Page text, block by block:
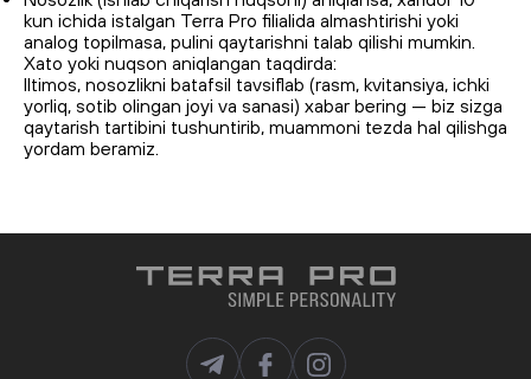
kun ichida istalgan Terra Pro filialida almashtirishi yoki
analog topilmasa, pulini qaytarishni talab qilishi mumkin.
Xato yoki nuqson aniqlangan taqdirda:
Iltimos, nosozlikni batafsil tavsiflab (rasm, kvitansiya, ichki
yorliq, sotib olingan joyi va sanasi) xabar bering — biz sizga
qaytarish tartibini tushuntirib, muammoni tezda hal qilishga
yordam beramiz.